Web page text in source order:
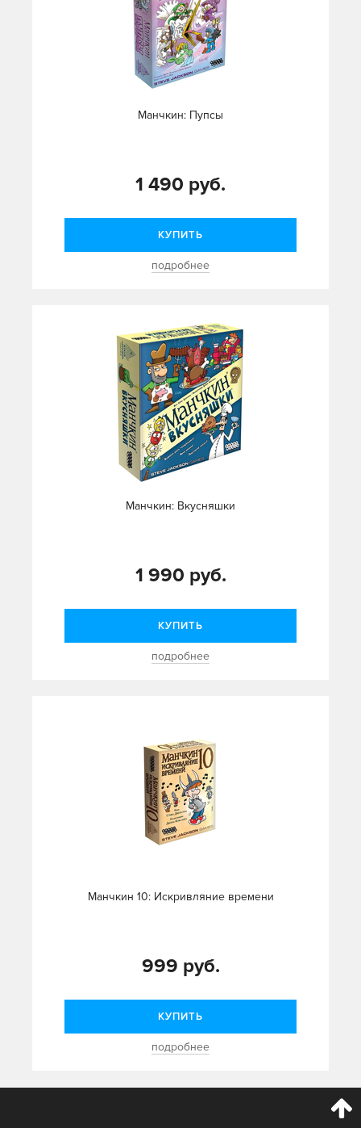
Манчкин: Пупсы
1 490 руб.
КУПИТЬ
подробнее
Манчкин: Вкусняшки
1 990 руб.
КУПИТЬ
подробнее
Манчкин 10: Искривляние времени
999 руб.
КУПИТЬ
подробнее